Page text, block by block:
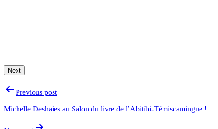
Next
Navigation
l'article
Previous post
Michelle Deshaies au Salon du livre de l’Abitibi-Témiscamingue !